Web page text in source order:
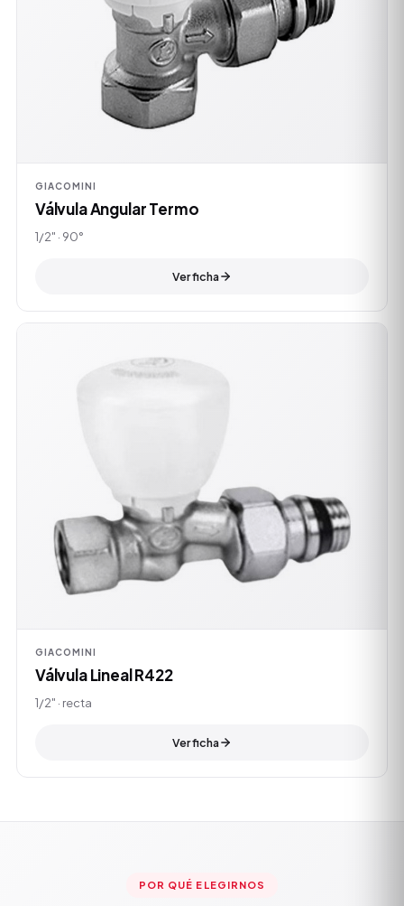
GIACOMINI
Válvula Angular Termo
1/2" · 90°
Ver ficha
GIACOMINI
Válvula Lineal R422
1/2" · recta
Ver ficha
POR QUÉ ELEGIRNOS